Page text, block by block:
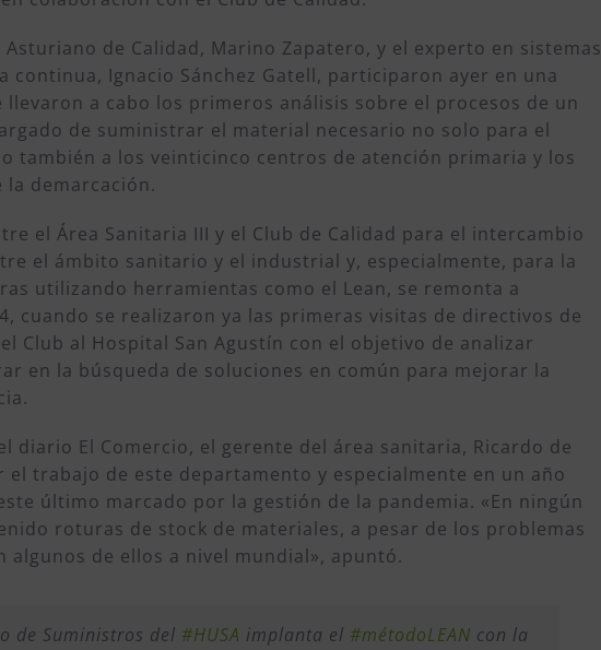
Asturiano de Calidad, Marino Zapatero, y el experto en sistemas
continua, Ignacio Sánchez Gatell, participaron ayer en una
llevaron a cabo los primeros análisis sobre el procesos de un
de suministrar el material necesario no solo para el
también a los veinticinco centros de atención primaria y los
la demarcación.
el Área Sanitaria III y el Club de Calidad para el intercambio
el ámbito sanitario y el industrial y, especialmente, para la
utilizando herramientas como el Lean, se remonta a
cuando se realizaron ya las primeras visitas de directivos de
Club al Hospital San Agustín con el objetivo de analizar
en la búsqueda de soluciones en común para mejorar la
diario El Comercio, el gerente del área sanitaria, Ricardo de
el trabajo de este departamento y especialmente en un año
último marcado por la gestión de la pandemia. «En ningún
roturas de stock de materiales, a pesar de los problemas
algunos de ellos a nivel mundial», apuntó.
de Suministros del#HUSA implanta el#métodoLEAN con la